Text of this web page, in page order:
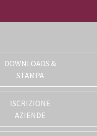
DOWNLOADS &
STAMPA
ISCRIZIONE
AZIENDE